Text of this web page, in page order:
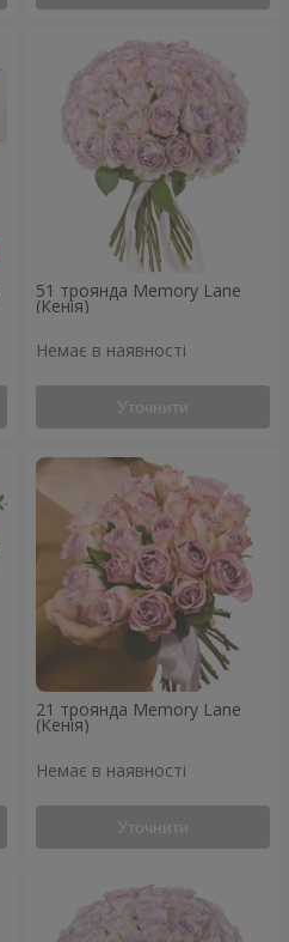
51 троянда Memory Lane
(Кенія)
Немає в наявності
Уточнити
21 троянда Memory Lane
(Кенія)
Немає в наявності
Уточнити